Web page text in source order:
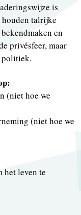
is
talrijke
en
privésfeer, maar
politiek.
(niet hoe we
(niet hoe we
leven te